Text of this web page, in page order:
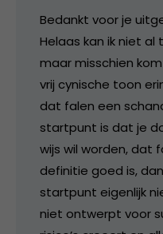
Bedankt voor je
Helaas kan ik niet
maar misschien
vrij cynische toon
dat falen een
startpunt is dat je
wijs wil worden, dat
definitie goed is,
startpunt eigenlijk
niet ontwerpt voor